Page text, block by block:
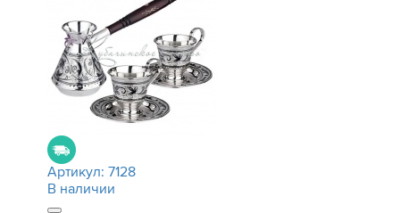
Артикул: 7128
В наличии